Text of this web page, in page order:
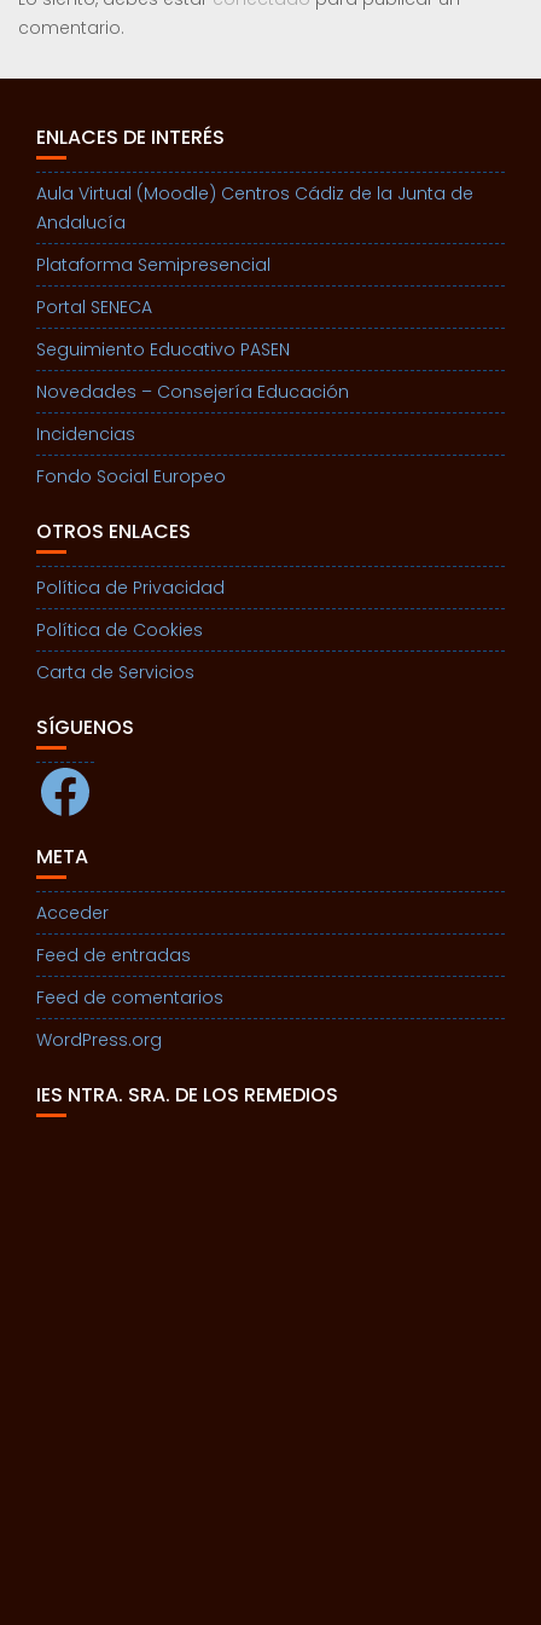
comentario.
ENLACES DE INTERÉS
Aula Virtual (Moodle) Centros Cádiz de la Junta de
Andalucía
Plataforma Semipresencial
Portal SENECA
Seguimiento Educativo PASEN
Novedades – Consejería Educación
Incidencias
Fondo Social Europeo
OTROS ENLACES
Política de Privacidad
Política de Cookies
Carta de Servicios
SÍGUENOS
Facebook
META
Acceder
Feed de entradas
Feed de comentarios
WordPress.org
IES NTRA. SRA. DE LOS REMEDIOS